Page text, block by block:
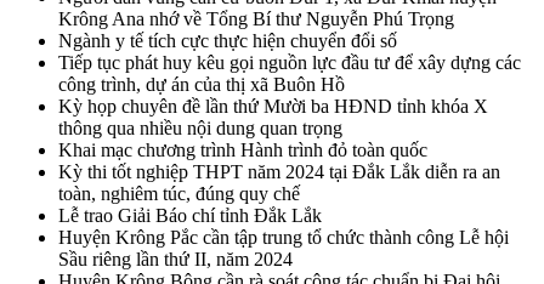
Krông Ana nhớ về Tổng Bí thư Nguyễn Phú Trọng
Ngành y tế tích cực thực hiện chuyển đổi số
Tiếp tục phát huy kêu gọi nguồn lực đầu tư để xây dựng các
công trình, dự án của thị xã Buôn Hồ
Kỳ họp chuyên đề lần thứ Mười ba HĐND tỉnh khóa X
thông qua nhiều nội dung quan trọng
Khai mạc chương trình Hành trình đỏ toàn quốc
Kỳ thi tốt nghiệp THPT năm 2024 tại Đắk Lắk diễn ra an
toàn, nghiêm túc, đúng quy chế
Lễ trao Giải Báo chí tỉnh Đắk Lắk
Huyện Krông Pắc cần tập trung tổ chức thành công Lễ hội
Sầu riêng lần thứ II, năm 2024